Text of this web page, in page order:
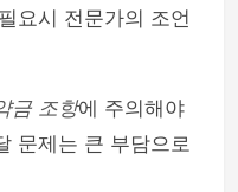
요시 전문가의 조언
금 조항에 주의해야
문제는 큰 부담으로